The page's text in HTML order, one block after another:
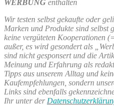
Bilder
&
18.
Februar“
unser
in
Bilder
17.
&
18.
Februar
WERBUNG enthalten
Wir testen selbst gekaufte oder
Marken und Produkte sind selbst
keine vergüteten Kooperationen
außer, es wird gesondert als
sind nicht gesponsert und die
Meinung und Erfahrung als
Tipps aus unserem Alltag und
Kaufempfehlungen, sondern
Links sind ebenfalls
Ihr unter der